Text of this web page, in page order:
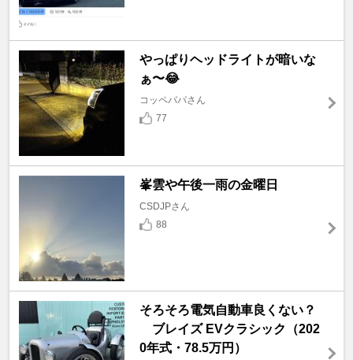
やっぱりヘッドライトが暗いな
ぁ〜😂
コッペパパさん
77
峯雲や午後一雨の金曜日
CSDJPさん
88
そろそろ電気自動車良くない？
ブレイズ EVクラシック（202
0年式・78.5万円）